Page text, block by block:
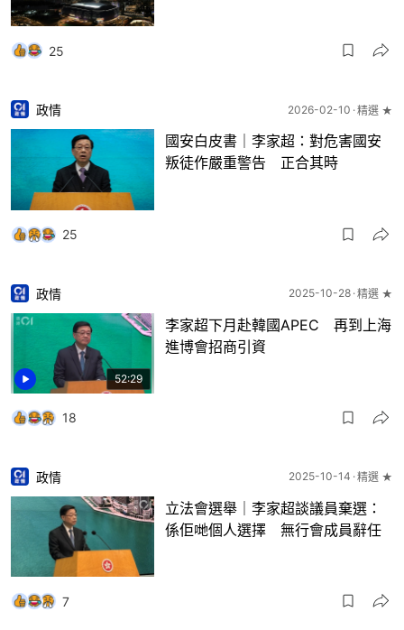
25
政情 2026-02-10 精選 ★
國安白皮書｜李家超：對危害國安
叛徒作嚴重警告 正合其時
25
52:29
政情 2025-10-28 精選 ★
李家超下月赴韓國APEC 再到上海
進博會招商引資
18
政情 2025-10-14 精選 ★
立法會選舉｜李家超談議員棄選：
係佢哋個人選擇 無行會成員辭任
7